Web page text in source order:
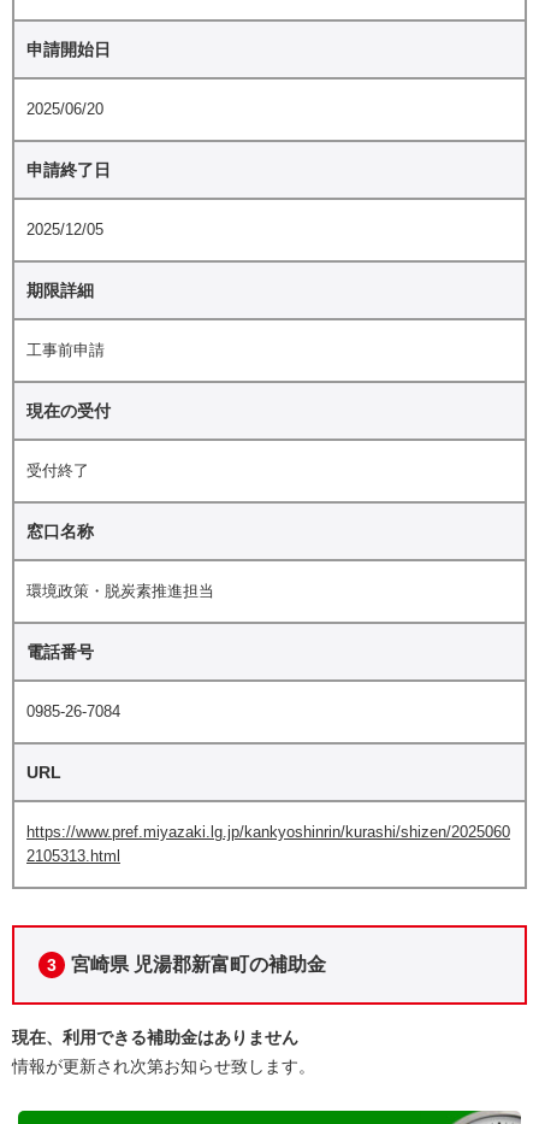
申請開始日
2025/06/20
申請終了日
2025/12/05
期限詳細
工事前申請
現在の受付
受付終了
窓口名称
環境政策・脱炭素推進担当
電話番号
0985-26-7084
URL
https://www.pref.miyazaki.lg.jp/kankyoshinrin/kurashi/shizen/2025060
2105313.html
3 宮崎県 児湯郡新富町の補助金
現在、利用できる補助金はありません
情報が更新され次第お知らせ致します。